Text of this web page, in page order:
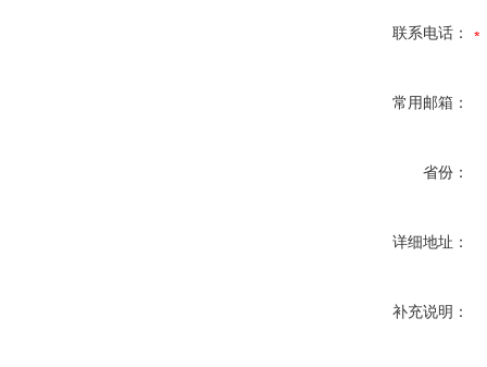
联系电话：
常用邮箱：
省份：
详细地址：
补充说明：